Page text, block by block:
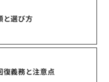
と選び方
復義務と注意点